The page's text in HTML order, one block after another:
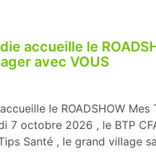
accueille le
avec VOUS
le ROADSHOW
7 octobre 2026 , le BTP
Santé , le grand village